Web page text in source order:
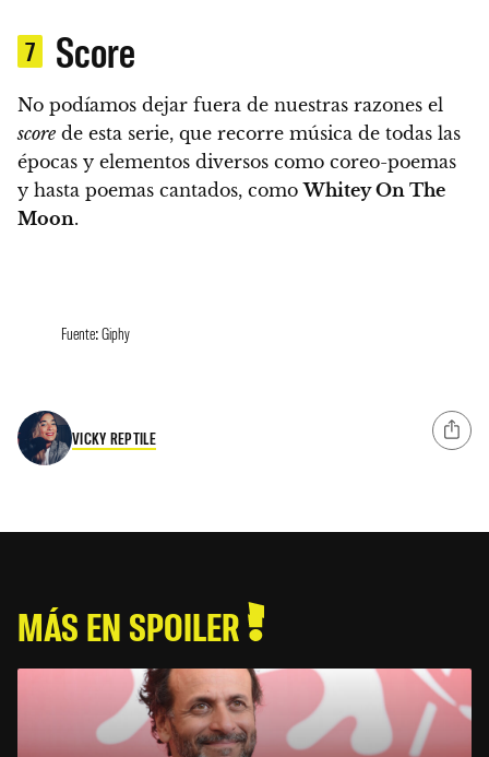
7 Score
No podíamos dejar fuera de nuestras razones el
score de esta serie, que recorre música de todas las
épocas y elementos diversos como coreo-poemas
y hasta poemas cantados, comoWhitey On The
Moon.
Fuente: Giphy
VICKY REPTILE
MÁS EN SPOILER